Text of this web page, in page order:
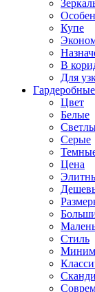
Купе
В
Для
Гардеробные
Цвет
Белые
Серые
Цена
Стиль